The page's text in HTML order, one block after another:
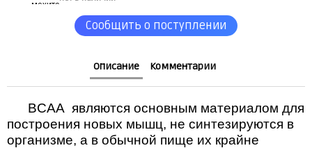
Миринда
Нет в наличии
Розовый лимонад
Сообщить о поступлении
Описание Комментарии
BCAA являются основным материалом для
построения новых мышц, не синтезируются в
организме, а в обычной пище их крайне